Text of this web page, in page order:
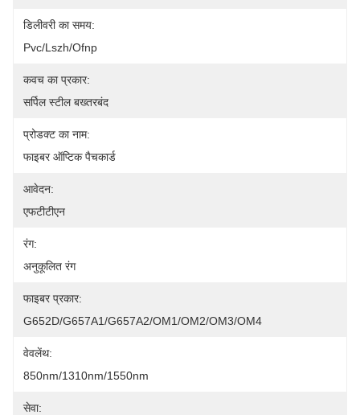
डिलीवरी का समय:
Pvc/lszh/ofnp
कवच का प्रकार:
सर्पिल स्टील बख्तरबंद
प्रोडक्ट का नाम:
फाइबर ऑप्टिक पैचकार्ड
आवेदन:
एफटीटीएन
रंग:
अनुकूलित रंग
फाइबर प्रकार:
G652D/G657A1/G657A2/OM1/OM2/OM3/OM4
वेवलेंथ:
850nm/1310nm/1550nm
सेवा: